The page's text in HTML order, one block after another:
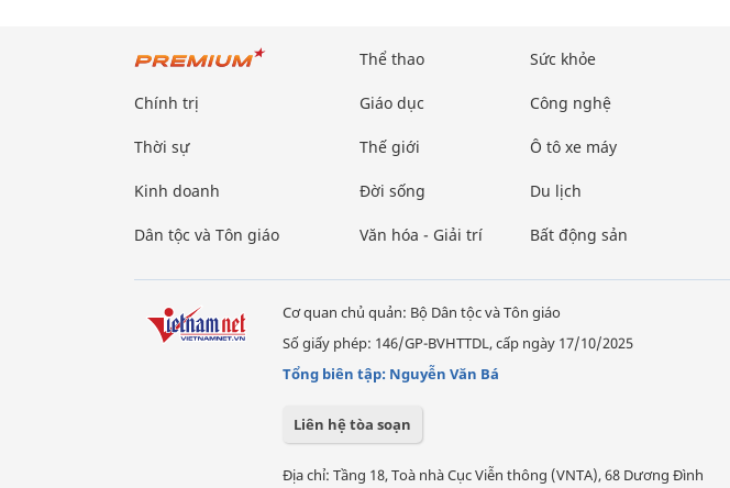
Chính trị
Thời sự
Kinh doanh
Dân tộc và Tôn giáo
Thể thao
Giáo dục
Thế giới
Đời sống
Văn hóa - Giải trí
Sức khỏe
Công nghệ
Ô tô xe máy
Du lịch
Bất động sản
Cơ quan chủ quản: Bộ Dân tộc và Tôn giáo
Số giấy phép: 146/GP-BVHTTDL, cấp ngày 17/10/2025
Tổng biên tập: Nguyễn Văn Bá
Liên hệ tòa soạn
Địa chỉ: Tầng 18, Toà nhà Cục Viễn thông (VNTA), 68 Dương Đình